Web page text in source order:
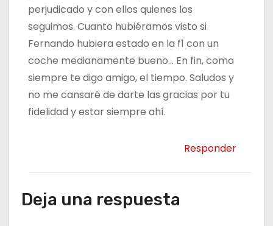
perjudicado y con ellos quienes los
seguimos. Cuanto hubiéramos visto si
Fernando hubiera estado en la f1 con un
coche medianamente bueno… En fin, como
siempre te digo amigo, el tiempo. Saludos y
no me cansaré de darte las gracias por tu
fidelidad y estar siempre ahí.
Responder
Deja una respuesta